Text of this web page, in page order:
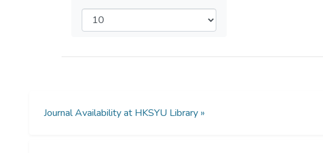
Journal Availability at HKSYU Library »